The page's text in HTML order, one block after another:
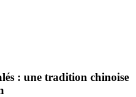
: une tradition chinoise